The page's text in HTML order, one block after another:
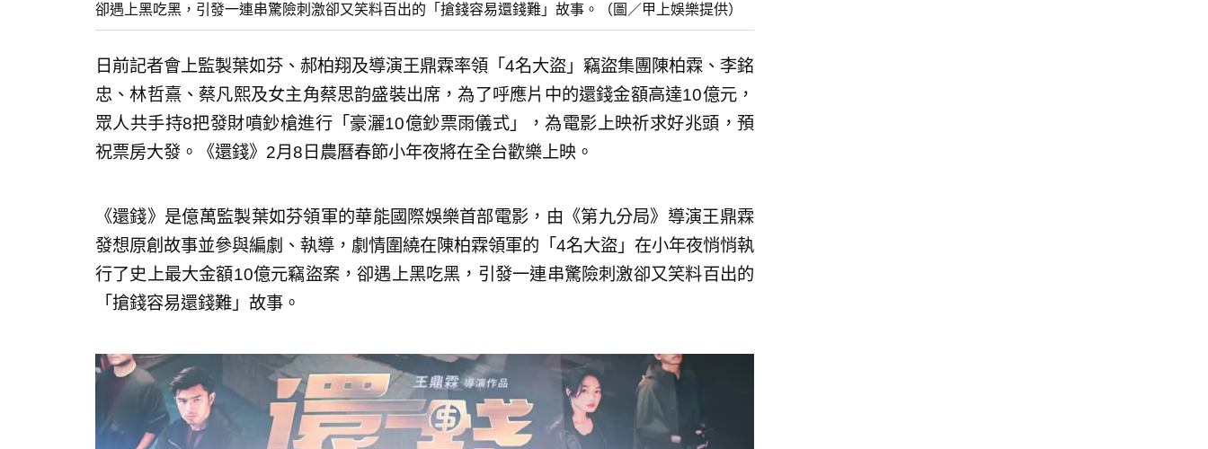
卻遇上黑吃黑，引發一連串驚險刺激卻又笑料百出的「搶錢容易還錢難」故事。（圖／甲上娛樂提供）
日前記者會上監製葉如芬、郝柏翔及導演王鼎霖率領「4名大盜」竊盜集團陳柏霖、李銘
忠、林哲熹、蔡凡熙及女主角蔡思韵盛裝出席，為了呼應片中的還錢金額高達10億元，
眾人共手持8把發財噴鈔槍進行「豪灑10億鈔票雨儀式」，為電影上映祈求好兆頭，預
祝票房大發。《還錢》2月8日農曆春節小年夜將在全台歡樂上映。
《還錢》是億萬監製葉如芬領軍的華能國際娛樂首部電影，由《第九分局》導演王鼎霖
發想原創故事並參與編劇、執導，劇情圍繞在陳柏霖領軍的「4名大盜」在小年夜悄悄執
行了史上最大金額10億元竊盜案，卻遇上黑吃黑，引發一連串驚險刺激卻又笑料百出的
「搶錢容易還錢難」故事。